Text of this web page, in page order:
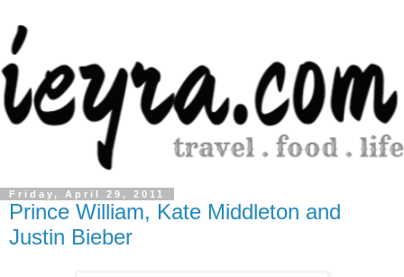
Friday, April 29, 2011
Prince William, Kate Middleton and
Justin Bieber